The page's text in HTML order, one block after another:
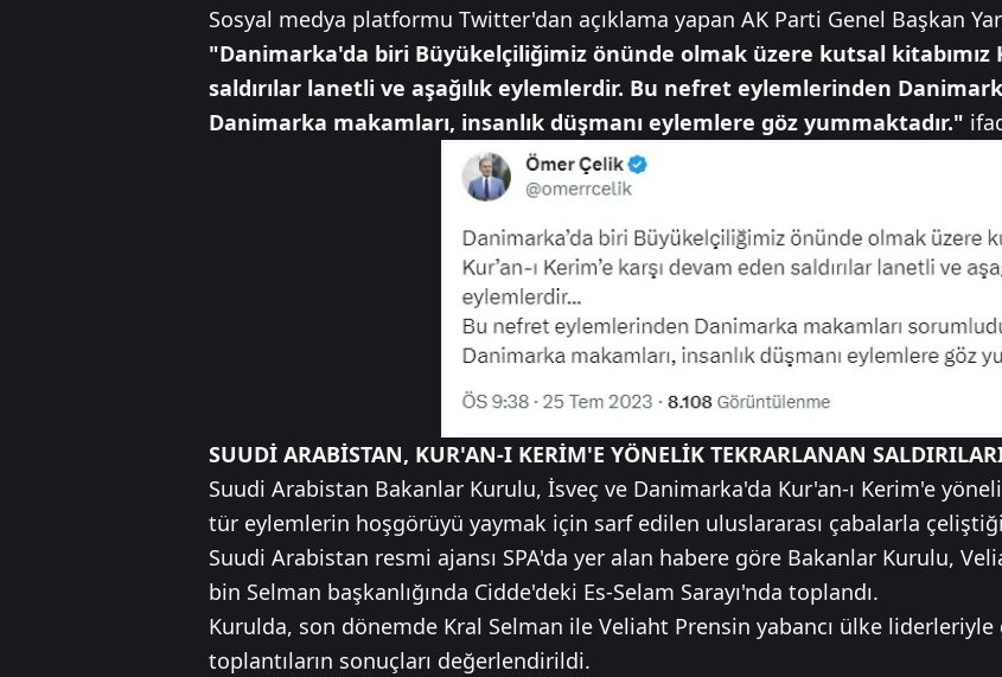
Sosyal medya platformu Twitter'dan açıklama yapan AK Parti Genel Başkan
"Danimarka'da biri Büyükelçiliğimiz önünde olmak üzere kutsal kitabımız
saldırılar lanetli ve aşağılık eylemlerdir. Bu nefret eylemlerinden
Danimarka makamları, insanlık düşmanı eylemlere göz yummaktadır."
SUUDİ ARABİSTAN, KUR'AN-I KERİM'E YÖNELİK TEKRARLANAN
Suudi Arabistan Bakanlar Kurulu, İsveç ve Danimarka'da Kur'an-ı Kerim'e
tür eylemlerin hoşgörüyü yaymak için sarf edilen uluslararası çabalarla
Suudi Arabistan resmi ajansı SPA'da yer alan habere göre Bakanlar Kurulu,
bin Selman başkanlığında Cidde'deki Es-Selam Sarayı'nda toplandı.
Kurulda, son dönemde Kral Selman ile Veliaht Prensin yabancı ülke
toplantıların sonuçları değerlendirildi.